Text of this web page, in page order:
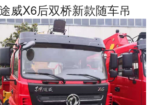
威X6后双桥新款随车吊